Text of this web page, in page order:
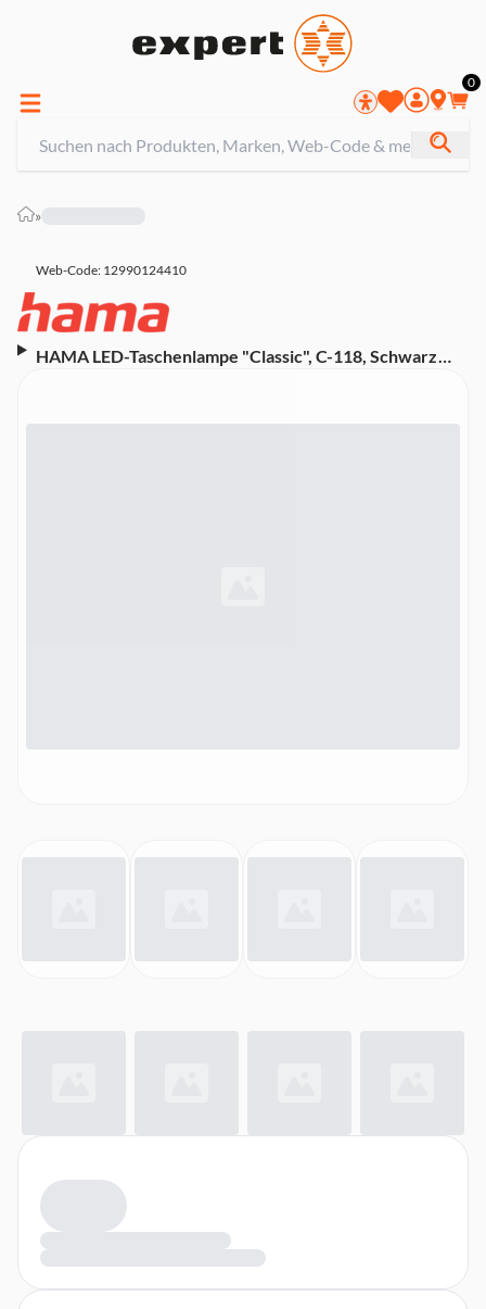
0
»
Web-Code: 12990124410
HAMA LED-Taschenlampe "Classic", C-118, Schwarz